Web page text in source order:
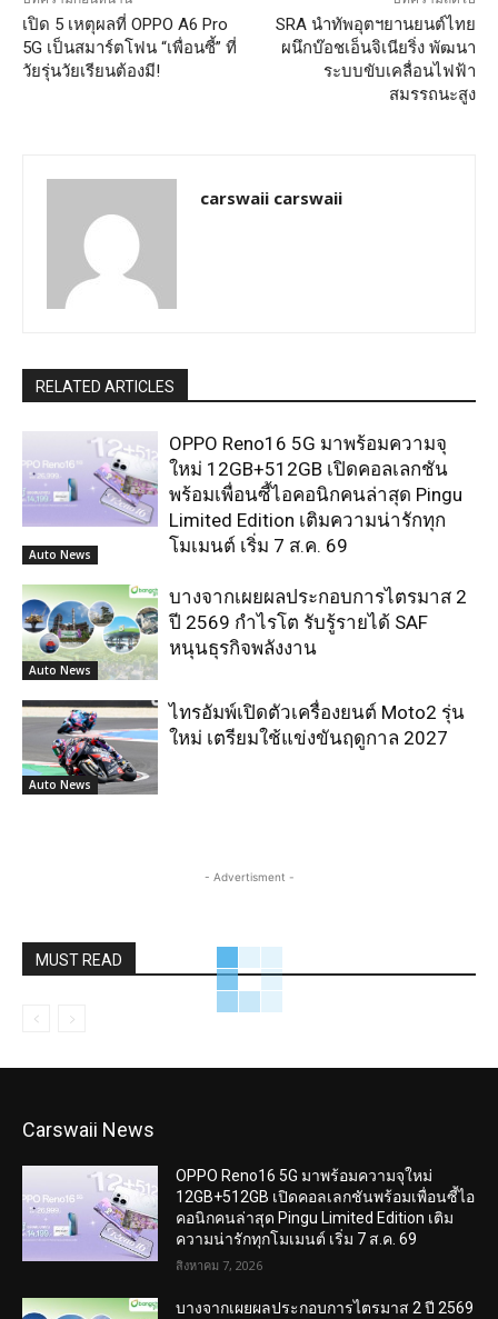
เปิด 5 เหตุผลที่ OPPO A6 Pro
5G เป็นสมาร์ตโฟน “เพื่อนซี้” ที่
วัยรุ่นวัยเรียนต้องมี!
SRA นำทัพอุตฯยานยนต์ไทย
ผนึกบ๊อชเอ็นจิเนียริ่ง พัฒนา
ระบบขับเคลื่อนไฟฟ้า
สมรรถนะสูง
carswaii carswaii
RELATED ARTICLES
Auto News
OPPO Reno16 5G มาพร้อมความจุ
ใหม่ 12GB+512GB เปิดคอลเลกชัน
พร้อมเพื่อนซี้ไอคอนิกคนล่าสุด Pingu
Limited Edition เติมความน่ารักทุก
โมเมนต์ เริ่ม 7 ส.ค. 69
Auto News
บางจากเผยผลประกอบการไตรมาส 2
ปี 2569 กำไรโต รับรู้รายได้ SAF
หนุนธุรกิจพลังงาน
Auto News
ไทรอัมพ์เปิดตัวเครื่องยนต์ Moto2 รุ่น
ใหม่ เตรียมใช้แข่งขันฤดูกาล 2027
- Advertisment -
MUST READ
Carswaii News
OPPO Reno16 5G มาพร้อมความจุใหม่
12GB+512GB เปิดคอลเลกชันพร้อมเพื่อนซี้ไอ
คอนิกคนล่าสุด Pingu Limited Edition เติม
ความน่ารักทุกโมเมนต์ เริ่ม 7 ส.ค. 69
สิงหาคม 7, 2026
บางจากเผยผลประกอบการไตรมาส 2 ปี 2569